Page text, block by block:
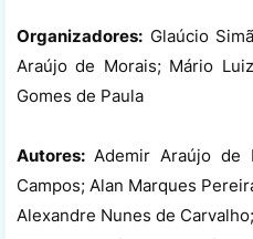
Organizadores: Glaúcio
Araújo de Morais; Mário
Gomes de Paula
Autores: Ademir Araújo de
Campos; Alan Marques
Alexandre Nunes de